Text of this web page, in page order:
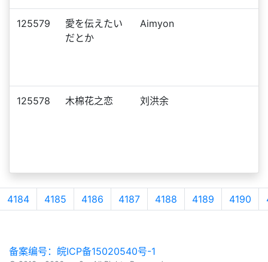
125579
愛を伝えたい
だとか
Aimyon
125578 木棉花之恋 刘洪余
4184 4185 4186 4187 4188 4189 4190
备案编号：皖ICP备15020540号-1